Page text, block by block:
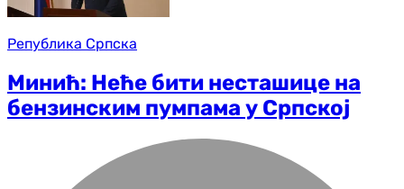
Република Српска
Минић: Неће бити несташице на
бензинским пумпама у Српској